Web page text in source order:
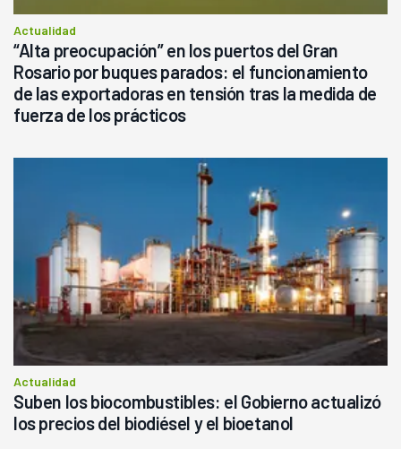
Actualidad
“Alta preocupación” en los puertos del Gran
Rosario por buques parados: el funcionamiento
de las exportadoras en tensión tras la medida de
fuerza de los prácticos
Actualidad
Suben los biocombustibles: el Gobierno actualizó
los precios del biodiésel y el bioetanol